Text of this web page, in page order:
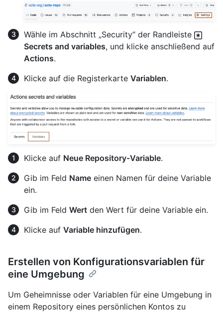
Wähle im Abschnitt „Security“ der Randleiste
Secrets and variables, und klicke anschließend auf
Actions.
Klicke auf die Registerkarte Variablen.
Klicke auf Neue Repository-Variable.
Gib im Feld Name einen Namen für deine Variable
ein.
Gib im Feld Wert den Wert für deine Variable ein.
Klicke auf Variable hinzufügen.
Erstellen von Konfigurationsvariablen für
eine Umgebung
Um Geheimnisse oder Variablen für eine Umgebung in
einem Repository eines persönlichen Kontos zu